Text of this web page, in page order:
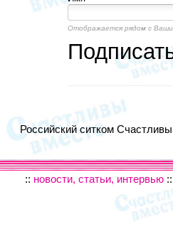
Отображается рядом с
Российский ситком
:: новости, статьи, интервью ::